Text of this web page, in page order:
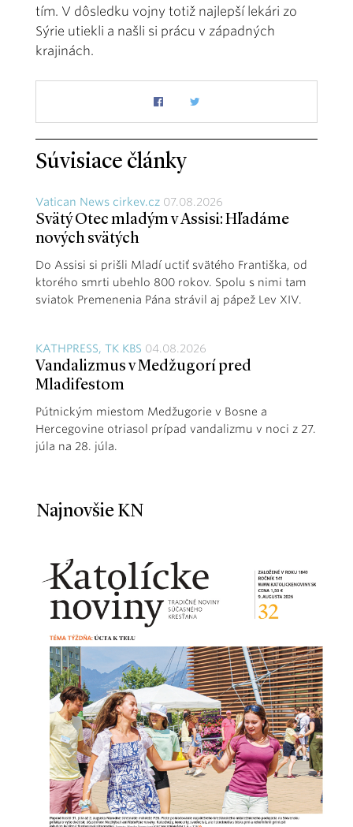
tím. V dôsledku vojny totiž najlepší lekári zo
Sýrie utiekli a našli si prácu v západných
krajinách.
Súvisiace články
Vatican News cirkev.cz 07.08.2026
Svätý Otec mladým v Assisi: Hľadáme
nových svätých
Do Assisi si prišli Mladí uctiť svätého Františka, od
ktorého smrti ubehlo 800 rokov. Spolu s nimi tam
sviatok Premenenia Pána strávil aj pápež Lev XIV.
KATHPRESS, TK KBS 04.08.2026
Vandalizmus v Medžugorí pred
Mladifestom
Pútnickým miestom Medžugorie v Bosne a
Hercegovine otriasol prípad vandalizmu v noci z 27.
júla na 28. júla.
Najnovšie KN